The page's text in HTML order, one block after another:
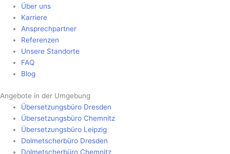
Über uns
Karriere
Ansprechpartner
Referenzen
Unsere Standorte
FAQ
Blog
Angebote in der Umgebung
Übersetzungsbüro Dresden
Übersetzungsbüro Chemnitz
Übersetzungsbüro Leipzig
Dolmetscherbüro Dresden
Dolmetscherbüro Chemnitz